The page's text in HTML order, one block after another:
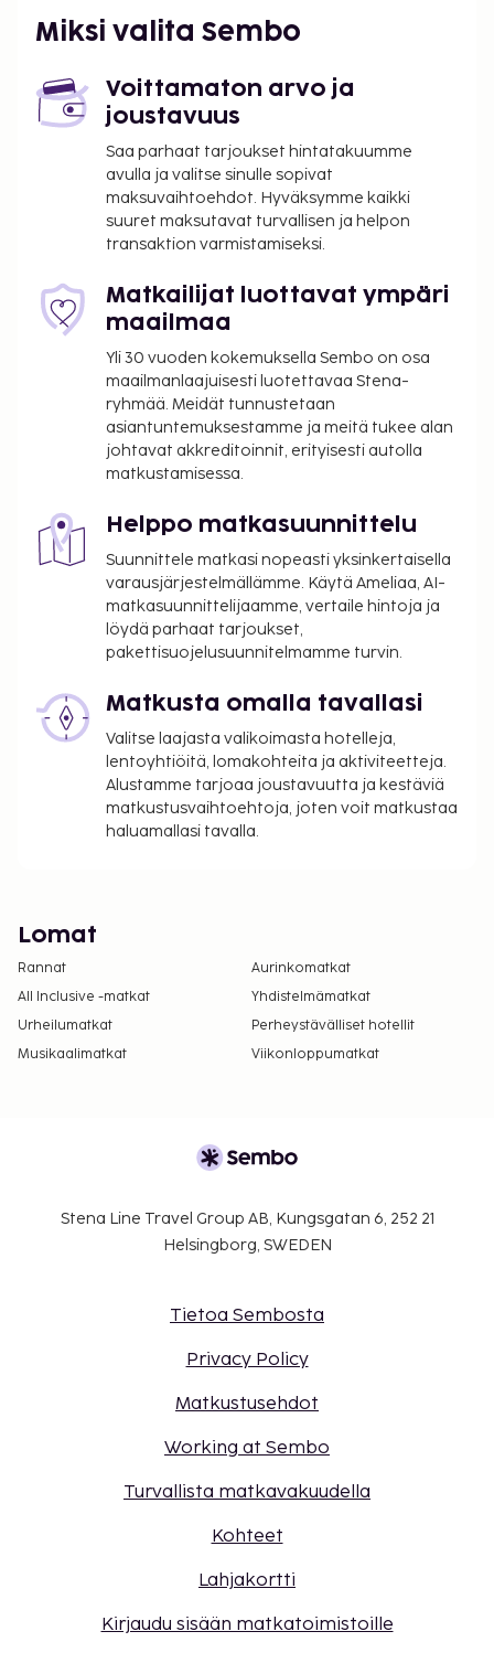
Miksi valita Sembo
Voittamaton arvo ja
joustavuus
Saa parhaat tarjoukset hintatakuumme
avulla ja valitse sinulle sopivat
maksuvaihtoehdot. Hyväksymme kaikki
suuret maksutavat turvallisen ja helpon
transaktion varmistamiseksi.
Matkailijat luottavat ympäri
maailmaa
Yli 30 vuoden kokemuksella Sembo on osa
maailmanlaajuisesti luotettavaa Stena-
ryhmää. Meidät tunnustetaan
asiantuntemuksestamme ja meitä tukee alan
johtavat akkreditoinnit, erityisesti autolla
matkustamisessa.
Helppo matkasuunnittelu
Suunnittele matkasi nopeasti yksinkertaisella
varausjärjestelmällämme. Käytä Ameliaa, AI-
matkasuunnittelijaamme, vertaile hintoja ja
löydä parhaat tarjoukset,
pakettisuojelusuunnitelmamme turvin.
Matkusta omalla tavallasi
Valitse laajasta valikoimasta hotelleja,
lentoyhtiöitä, lomakohteita ja aktiviteetteja.
Alustamme tarjoaa joustavuutta ja kestäviä
matkustusvaihtoehtoja, joten voit matkustaa
haluamallasi tavalla.
Lomat
Rannat
Aurinkomatkat
All Inclusive -matkat
Yhdistelmämatkat
Urheilumatkat
Perheystävälliset hotellit
Musikaalimatkat
Viikonloppumatkat
Stena Line Travel Group AB, Kungsgatan 6, 252 21
Helsingborg, SWEDEN
Tietoa Sembosta
Privacy Policy
Matkustusehdot
Working at Sembo
Turvallista matkavakuudella
Kohteet
Lahjakortti
Kirjaudu sisään matkatoimistoille